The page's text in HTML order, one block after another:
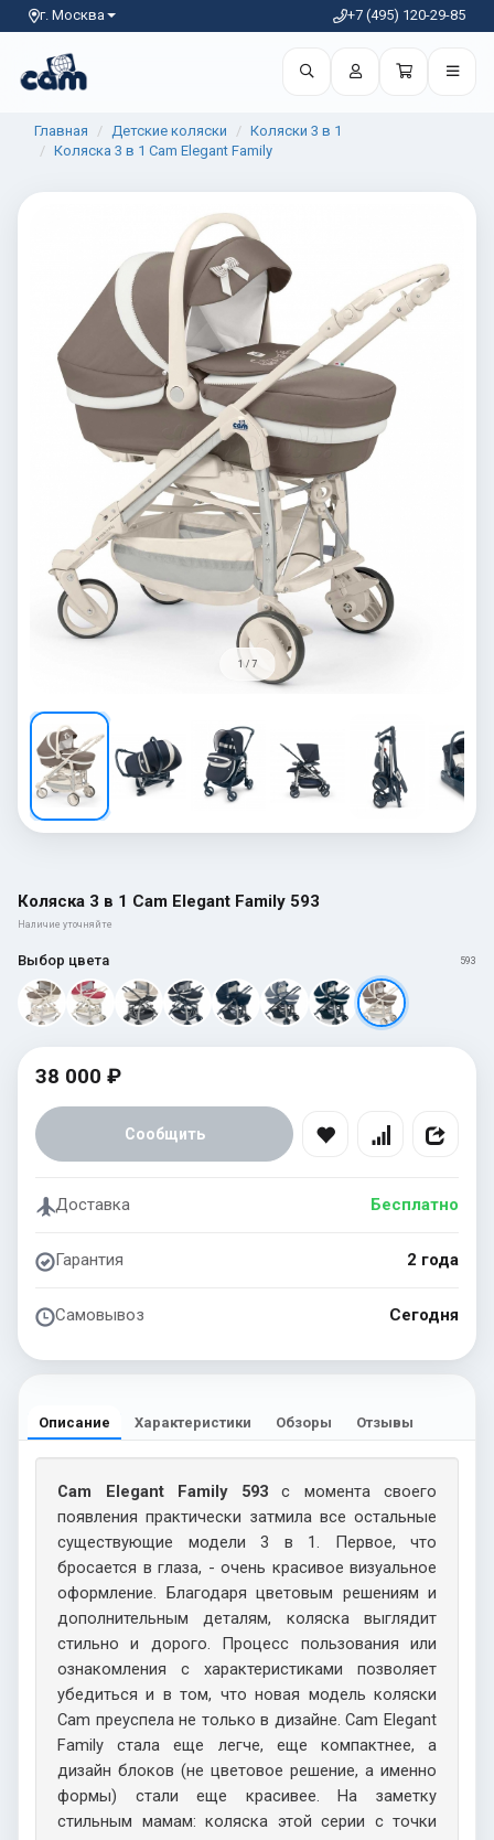
г. Москва +7 (495) 120-29-85
Главная Детские коляски
Коляски 3 в 1
Коляска 3 в 1 Cam Elegant Family
1 / 7
Коляска 3 в 1 Cam Elegant Family 593
Наличие уточняйте
Выбор цвета 593
38 000 ₽
Сообщить
Доставка Бесплатно
Гарантия 2 года
Самовывоз Сегодня
Описание Характеристики Обзоры Отзывы
Cam Elegant Family 593с момента своего
появления практически затмила все остальные
существующие модели 3 в 1. Первое, что
бросается в глаза, - очень красивое визуальное
оформление. Благодаря цветовым решениям и
дополнительным деталям, коляска выглядит
стильно и дорого. Процесс пользования или
ознакомления с характеристиками позволяет
убедиться и в том, что новая модель коляски
Cam преуспела не только в дизайне. Cam Elegant
Family стала еще легче, еще компактнее, а
дизайн блоков (не цветовое решение, а именно
формы) стали еще красивее. На заметку
стильным мамам: коляска этой серии с точки